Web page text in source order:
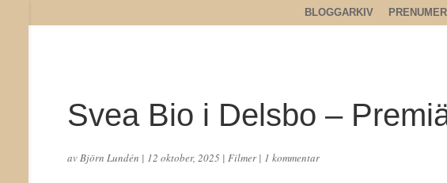
BLOGGARKIV
Svea Bio i Delsbo –
avBjörn Lundén | 12 oktober, 2025 |Filmer| 1 kommentar